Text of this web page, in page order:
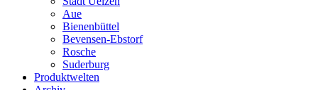
Aue
Bienenbüttel
Bevensen-Ebstorf
Rosche
Suderburg
Produktwelten